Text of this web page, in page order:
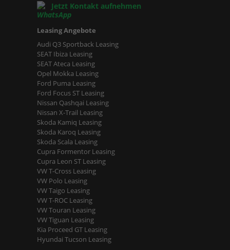
Jetzt Kontakt aufnehmen
Leasing Angebote
Audi Q3 Sportback Leasing
SEAT Ibiza Leasing
SEAT Ateca Leasing
Opel Mokka Leasing
Ford Puma Leasing
Ford Focus ST Leasing
Nissan Qashqai Leasing
Nissan X-Trail Leasing
Skoda Kamiq Leasing
Skoda Karoq Leasing
Skoda Scala Leasing
Cupra Formentor Leasing
Cupra Leon ST Leasing
VW T-Cross Leasing
VW Polo Leasing
VW Taigo Leasing
VW T-ROC Leasing
VW Touran Leasing
VW Tiguan Leasing
Kia Proceed GT Leasing
Hyundai Tucson Leasing